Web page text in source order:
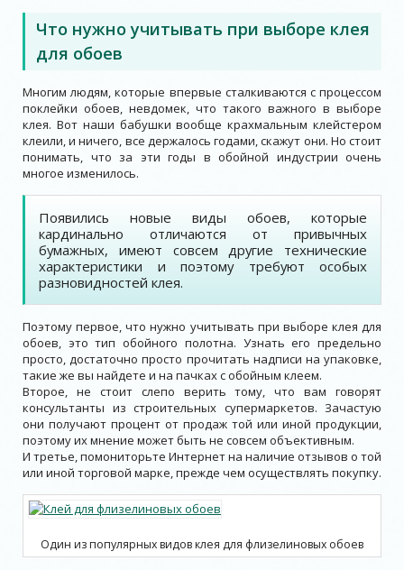
Что нужно учитывать при выборе клея
для обоев
Многим людям, которые впервые сталкиваются с процессом
поклейки обоев, невдомек, что такого важного в выборе
клея. Вот наши бабушки вообще крахмальным клейстером
клеили, и ничего, все держалось годами, скажут они. Но стоит
понимать, что за эти годы в обойной индустрии очень
многое изменилось.
Появились новые виды обоев, которые
кардинально отличаются от привычных
бумажных, имеют совсем другие технические
характеристики и поэтому требуют особых
разновидностей клея.
Поэтому первое, что нужно учитывать при выборе клея для
обоев, это тип обойного полотна. Узнать его предельно
просто, достаточно просто прочитать надписи на упаковке,
такие же вы найдете и на пачках с обойным клеем.
Второе, не стоит слепо верить тому, что вам говорят
консультанты из строительных супермаркетов. Зачастую
они получают процент от продаж той или иной продукции,
поэтому их мнение может быть не совсем объективным.
И третье, помониторьте Интернет на наличие отзывов о той
или иной торговой марке, прежде чем осуществлять покупку.
Один из популярных видов клея для флизелиновых обоев